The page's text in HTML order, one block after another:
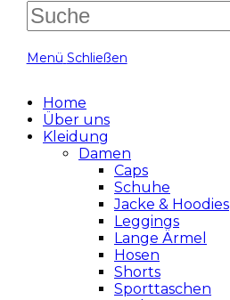
Menü Schließen
Home
Über uns
Kleidung
Damen
Caps
Schuhe
Jacke & Hoodies
Leggings
Lange Ärmel
Hosen
Shorts
Sporttaschen